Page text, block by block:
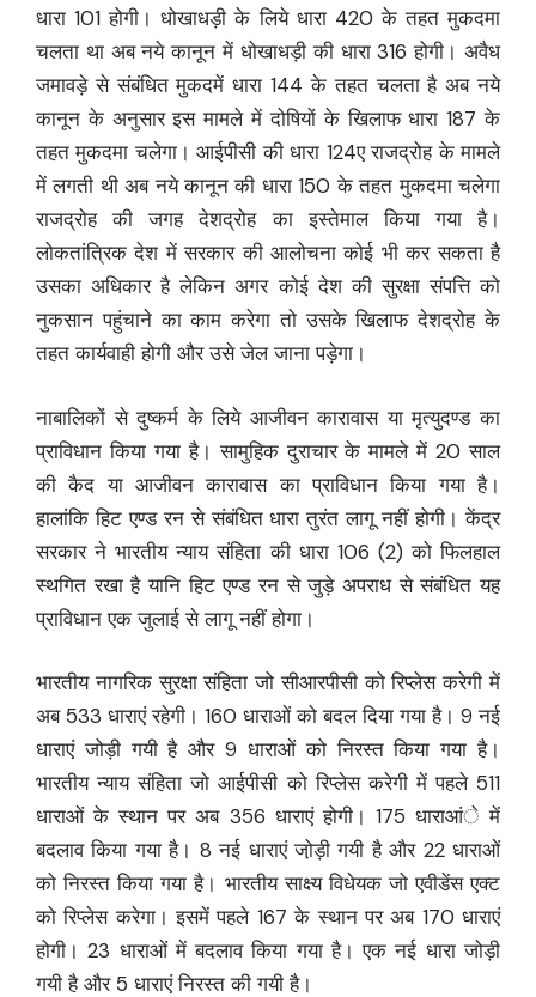
धारा 101 होगी। धोखाधड़ी के लिये धारा 420 के तहत मुकदमा
चलता था अब नये कानून में धोखाधड़ी की धारा 316 होगी। अवैध
जमावड़े से संबंधित मुकदमें धारा 144 के तहत चलता है अब नये
कानून के अनुसार इस मामले में दोषियों के खिलाफ धारा 187 के
तहत मुकदमा चलेगा। आईपीसी की धारा 124ए राजद्रोह के मामले
में लगती थी अब नये कानून की धारा 150 के तहत मुकदमा चलेगा
राजद्रोह की जगह देशद्रोह का इस्तेमाल किया गया है।
लोकतांत्रिक देश में सरकार की आलोचना कोई भी कर सकता है
उसका अधिकार है लेकिन अगर कोई देश की सुरक्षा संपत्ति को
नुकसान पहुंचाने का काम करेगा तो उसके खिलाफ देशद्रोह के
तहत कार्यवाही होगी और उसे जेल जाना पड़ेगा।
नाबालिकों से दुष्कर्म के लिये आजीवन कारावास या मृत्युदण्ड का
प्राविधान किया गया है। सामुहिक दुराचार के मामले में 20 साल
की कैद या आजीवन कारावास का प्राविधान किया गया है।
हालांकि हिट एण्ड रन से संबंधित धारा तुरंत लागू नहीं होगी। केंद्र
सरकार ने भारतीय न्याय संहिता की धारा 106 (2) को फिलहाल
स्थगित रखा है यानि हिट एण्ड रन से जुड़े अपराध से संबंधित यह
प्राविधान एक जुलाई से लागू नहीं होगा।
भारतीय नागरिक सुरक्षा संहिता जो सीआरपीसी को रिप्लेस करेगी में
अब 533 धाराएं रहेगी। 160 धाराओं को बदल दिया गया है। 9 नई
धाराएं जोड़ी गयी है और 9 धाराओं को निरस्त किया गया है।
भारतीय न्याय संहिता जो आईपीसी को रिप्लेस करेगी में पहले 511
धाराओं के स्थान पर अब 356 धाराएं होगी। 175 धाराआंे में
बदलाव किया गया है। 8 नई धाराएं जो़ड़ी गयी है और 22 धाराओं
को निरस्त किया गया है। भारतीय साक्ष्य विधेयक जो एवीडेंस एक्ट
को रिप्लेस करेगा। इसमें पहले 167 के स्थान पर अब 170 धाराएं
होगी। 23 धाराओं में बदलाव किया गया है। एक नई धारा जोड़ी
गयी है और 5 धाराएं निरस्त की गयी है।